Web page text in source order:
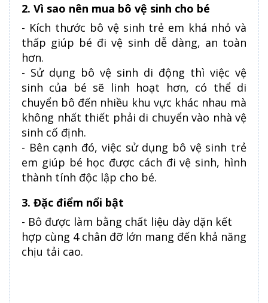
2. Vì sao nên mua bô vệ sinh cho bé
- Kích thước bô vệ sinh trẻ em khá nhỏ và
thấp giúp bé đi vệ sinh dễ dàng, an toàn
hơn.
- Sử dụng bô vệ sinh di động thì việc vệ
sinh của bé sẽ linh hoạt hơn, có thể di
chuyển bô đến nhiều khu vực khác nhau mà
không nhất thiết phải di chuyển vào nhà vệ
sinh cố định.
- Bên cạnh đó, việc sử dụng bô vệ sinh trẻ
em giúp bé học được cách đi vệ sinh, hình
thành tính độc lập cho bé.
3. Đặc điểm nổi bật
- Bô được làm bằng chất liệu dày dặn kết
hợp cùng 4 chân đỡ lớn mang đến khả năng
chịu tải cao.